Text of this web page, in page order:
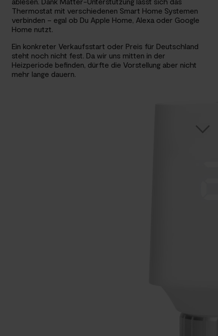
Thermostat mit verschiedenen Smart Home Systemen
verbinden – egal ob Du Apple Home, Alexa oder Google
Home nutzt.
Ein konkreter Verkaufsstart oder Preis für Deutschland
steht noch nicht fest. Da wir uns mitten in der
Heizperiode befinden, dürfte die Vorstellung aber nicht
mehr lange dauern.